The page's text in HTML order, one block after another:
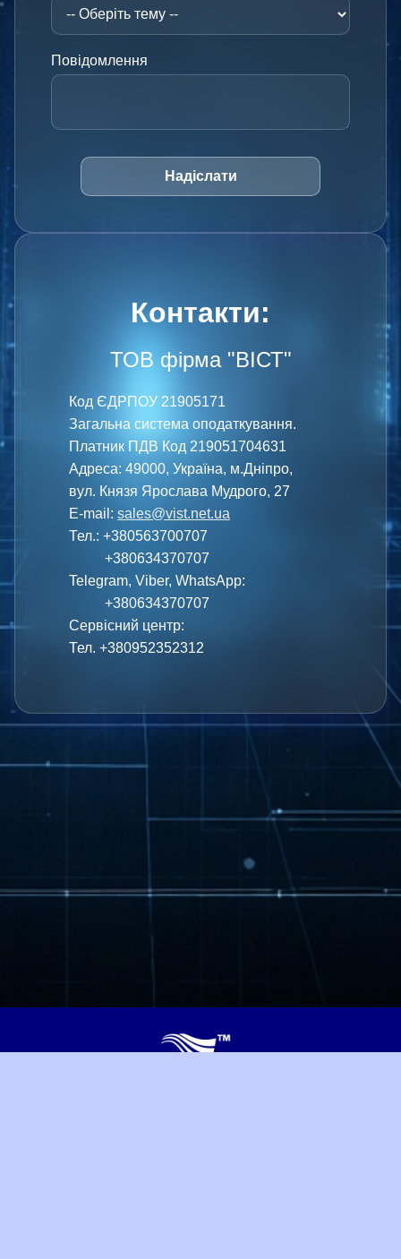
Повідомлення
Надіслати
Контакти:
ТОВ фірма "ВІСТ"
Код ЄДРПОУ 21905171
Загальна система оподаткування.
Платник ПДВ Код 219051704631
Адреса: 49000, Україна, м.Дніпро,
вул. Князя Ярослава Мудрого, 27
E-mail: sales@vist.net.ua
Тел.: +380563700707
+380634370707
Telegram, Viber, WhatsApp:
+380634370707
Сервісний центр:
Тел. +380952352312